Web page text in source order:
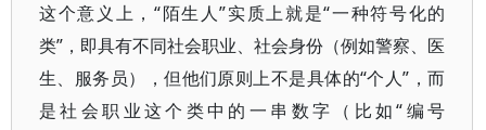
这个意义上，“陌生人”实质上就是“一种符号化的
类”，即具有不同社会职业、社会身份（例如警察、医
生、服务员），但他们原则上不是具体的“个人”，而
是社会职业这个类中的一串数字（比如“编号